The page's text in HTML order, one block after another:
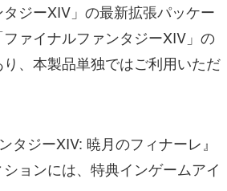
タジーXIV」の最新拡張パッケー
ァイナルファンタジーXIV」の
、本製品単独ではご利用いただ
タジーXIV: 暁月のフィナーレ』
ョンには、特典インゲームアイ